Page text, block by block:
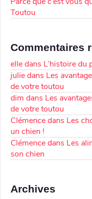
Toutou
Commentaires
elledans L’histoire du
juliedans Les
de votre toutou
dim dans Les
de votre toutou
Clémencedans Les
un chien !
Clémencedans Les
son chien
Archives